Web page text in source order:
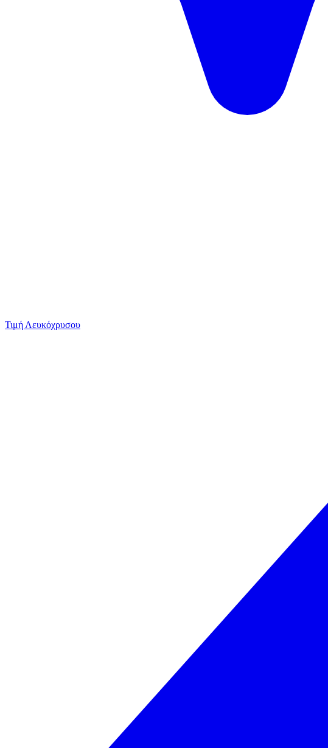
Τιμή Λευκόχρυσου